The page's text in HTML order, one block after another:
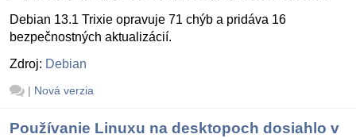
Debian 13.1 Trixie opravuje 71 chýb a pridáva 16
bezpečnostných aktualizácií.
Zdroj: Debian
| Nová verzia
Používanie Linuxu na desktopoch dosiahlo v